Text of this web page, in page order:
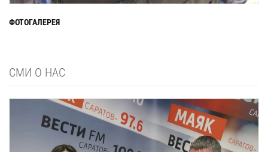
ФОТОГАЛЕРЕЯ
СМИ О НАС